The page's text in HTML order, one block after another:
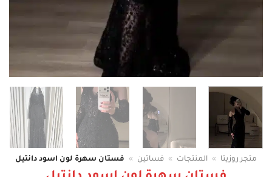
متجر روزيتا » المنتجات » فساتين » فستان سهرة لون اسود دانتيل